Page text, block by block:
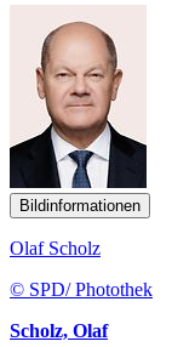
Bildinformationen
Olaf Scholz
© SPD/ Photothek
Scholz, Olaf